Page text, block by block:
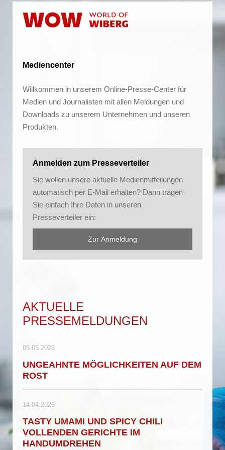
Mediencenter
Willkommen in unserem Online-Presse-Center für
Medien und Journalisten mit allen Meldungen und
Downloads zu unserem Unternehmen und unseren
Produkten.
Anmelden zum Presseverteiler
Sie wollen unsere aktuelle Medienmitteilungen
automatisch per E-Mail erhalten? Dann tragen
Sie einfach Ihre Daten in unseren
Presseverteiler ein:
Zur Anmeldung
AKTUELLE
PRESSEMELDUNGEN
05.05.2026
UNGEAHNTE MÖGLICHKEITEN AUF DEM
ROST
14.04.2026
TASTY UMAMI UND SPICY CHILI
VOLLENDEN GERICHTE IM
HANDUMDREHEN